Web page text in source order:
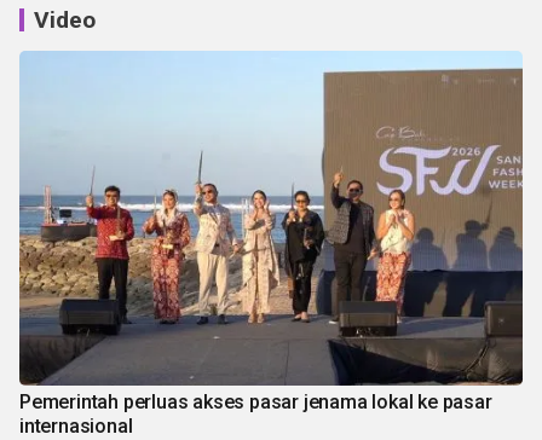
Video
Pemerintah perluas akses pasar jenama lokal ke pasar
internasional